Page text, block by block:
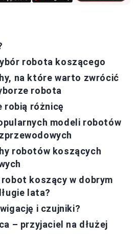
robota koszącego
na które warto zwrócić
robota
robią różnicę
modeli robotów
robotów koszących
koszący w dobrym
lata?
i czujniki?
– przyjaciel na dłużej